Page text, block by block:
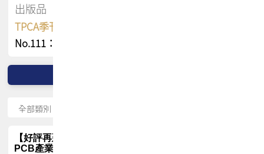
出版品
TPCA季刊 FREE 線上版
No.111：PCB全球風險布局與韌性
【好評再延長】PCB GPT 全面開放體驗延長到8月!!
PCB產業專屬 AI 知識平台